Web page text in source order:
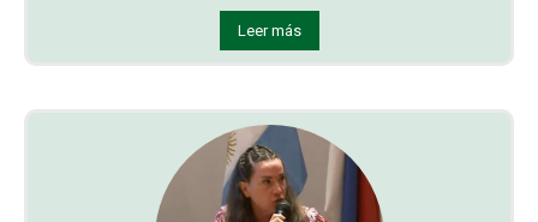
Leer más